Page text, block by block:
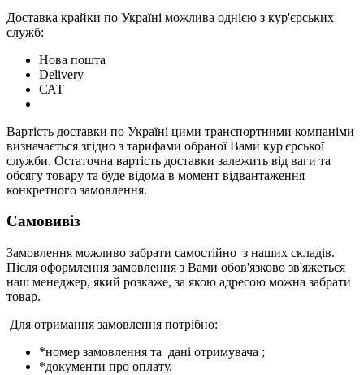
Доставка крайки по Україні можлива однією з кур'єрських
служб:
Нова пошта
Delivery
САТ
Вартість доставки по Україні цими транспортними компаніми
визначається згідно з тарифами обраної Вами кур'єрської
служби. Остаточна вартість доставки залежить від ваги та
обсягу товару та буде відома в момент відвантаження
конкретного замовлення.
Самовивіз
Замовлення можливо забрати самостійно з наших складів.
Після оформлення замовлення з Вами обов'язково зв'яжеться
наш менеджер, який розкаже, за якою адресою можна забрати
товар.
Для отримання замовлення потрібно:
*номер замовлення та дані отримувача ;
*документи про оплату.